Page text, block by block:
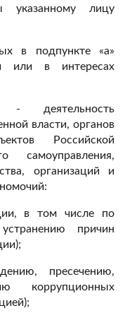
указанному лицу
в подпункте «а»
или в интересах
- деятельность
власти, органов
Российской
самоуправления,
организаций и
в том числе по
причин
пресечению,
коррупционных